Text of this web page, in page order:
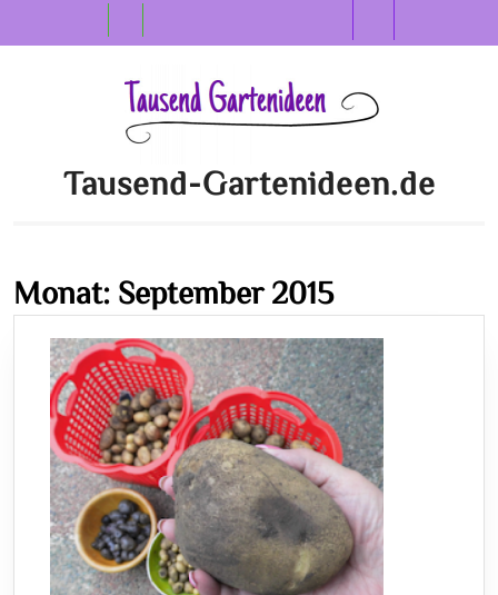
Open
Button
Tausend-Gartenideen.de
Monat: September 2015